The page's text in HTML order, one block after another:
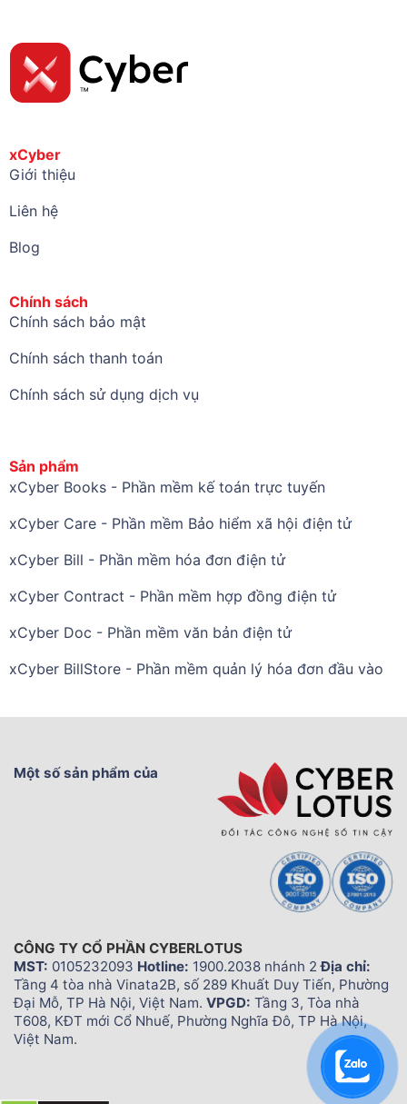
xCyber
Giới thiệu
Liên hệ
Blog
Chính sách
Chính sách bảo mật
Chính sách thanh toán
Chính sách sử dụng dịch vụ
Sản phẩm
xCyber Books - Phần mềm kế toán trực tuyến
xCyber Care - Phần mềm Bảo hiểm xã hội điện tử
xCyber Bill - Phần mềm hóa đơn điện tử
xCyber Contract - Phần mềm hợp đồng điện tử
xCyber Doc - Phần mềm văn bản điện tử
xCyber BillStore - Phần mềm quản lý hóa đơn đầu vào
Một số sản phẩm của
CÔNG TY CỔ PHẦN CYBERLOTUS
MST: 0105232093 Hotline: 1900.2038 nhánh 2Địa chỉ:
Tầng 4 tòa nhà Vinata2B, số 289 Khuất Duy Tiến, Phường
Đại Mỗ, TP Hà Nội, Việt Nam. VPGD: Tầng 3, Tòa nhà
T608, KĐT mới Cổ Nhuế, Phường Nghĩa Đô, TP Hà Nội,
Việt Nam.